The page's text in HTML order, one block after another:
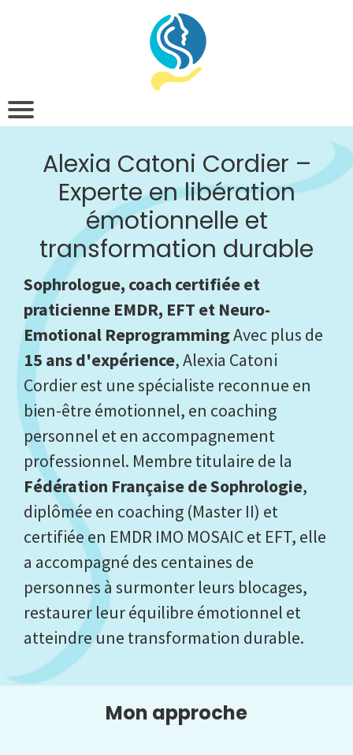
Alexia Catoni Cordier –
Experte en libération
émotionnelle et
transformation durable
Sophrologue, coach certifiée et
praticienne EMDR, EFT et Neuro-
Emotional ReprogrammingAvec plus de
15 ans d'expérience, Alexia Catoni
Cordier est une spécialiste reconnue en
bien-être émotionnel, en coaching
personnel et en accompagnement
professionnel. Membre titulaire de la
Fédération Française de Sophrologie,
diplômée en coaching (Master II) et
certifiée en EMDR IMO MOSAIC et EFT, elle
a accompagné des centaines de
personnes à surmonter leurs blocages,
restaurer leur équilibre émotionnel et
atteindre une transformation durable.
Mon approche